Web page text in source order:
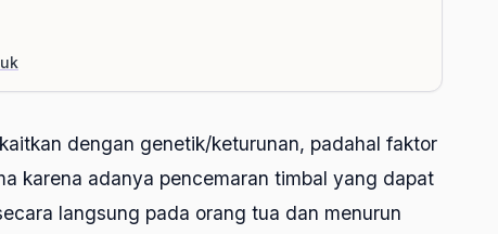
dengan genetik/keturunan, padahal faktor
karena adanya pencemaran timbal yang dapat
langsung pada orang tua dan menurun